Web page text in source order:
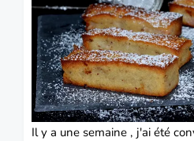
Il y a une semaine , j'ai été